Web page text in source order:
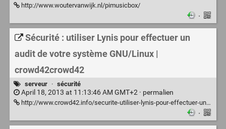
http://www.woutervanwijk.nl/pimusicbox/
·
Sécurité : utiliser Lynis pour effectuer un
audit de votre système GNU/Linux |
crowd42crowd42
serveur · sécurité
April 18, 2013 at 11:13:46 AM GMT+2 · permalien
http://www.crowd42.info/securite-utiliser-lynis-pour-effectuer-un-audit-de-votre-systeme-gnulinux
·